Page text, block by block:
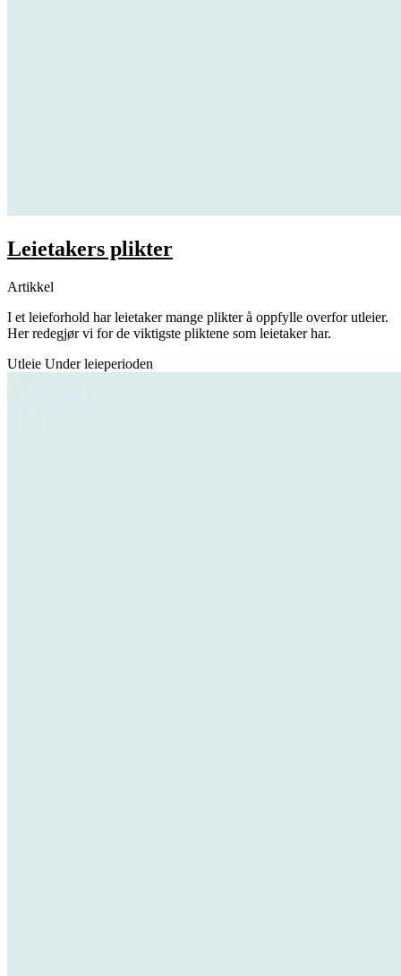
Leietakers plikter
Artikkel
I et leieforhold har leietaker mange plikter å oppfylle overfor utleier.
Her redegjør vi for de viktigste pliktene som leietaker har.
Utleie Under leieperioden